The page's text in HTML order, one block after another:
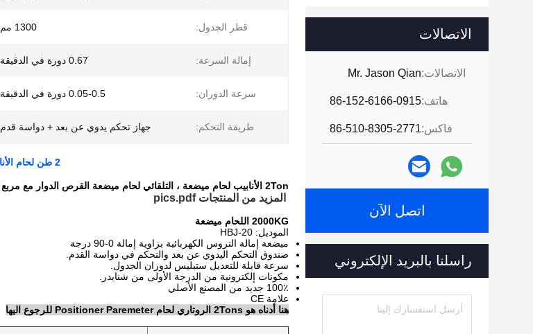
الاتصالات
الاتصالات:Mr. Jason Qian
هاتف:86-152-6166-0915
فاكس:86-510-8305-2771
اتصل الآن
راسلنا بالبريد الإلكتروني
قطر الجدول: 1300 مم
إمالة السرعة: 0.67 دورة في الدقيقة
سرعة الدوران: 0.05-0.5 دورة في الدقيقة
طريقة التحكم: جهاز تحكم يدوي عن بعد + دواسة قدم
2 طن لحام الأنابيب ميضعة ، التلقائي ميضعة اللحام الدوار مع صندوق التحكم اليدوي ودواسة القدم
2Ton الأنابيب لحام ميضعة ، التلقائي لحام ميضعة القرص الدوار مع مربع التحكم اليدوي ودواسة القدم
المزيد من المنتجات pics.pdf
2000KG اللحام ميضعة
الموديل: HBJ-20
ميضعة إمالة التروس الكهربائية بزاوية إمالة 0-90 درجة
صندوق التحكم اليدوي عن بعد والتحكم في دواسة القدم.
سرعة قابلة للتعديل ستبليس لدوران الجدول.
مكونات إلكترونية من الدرجة الأولى من شنايدر.
100٪ جديد من المصنع الأصلي
علامة CE
هنا أدناه هو 2Tons الروتاري لحام Positioner Paremeter للرجوع اليها